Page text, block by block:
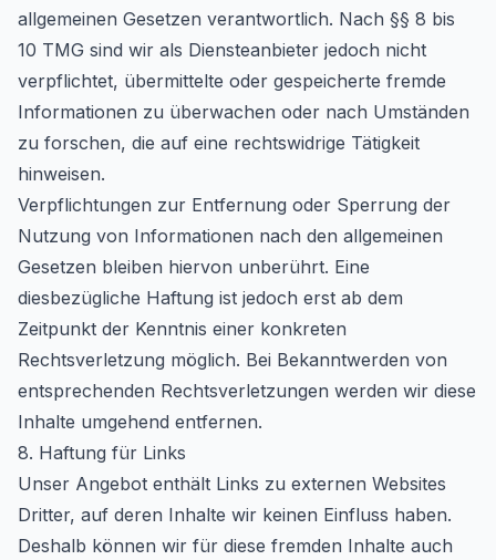
allgemeinen Gesetzen verantwortlich. Nach §§ 8 bis
10 TMG sind wir als Diensteanbieter jedoch nicht
verpflichtet, übermittelte oder gespeicherte fremde
Informationen zu überwachen oder nach Umständen
zu forschen, die auf eine rechtswidrige Tätigkeit
hinweisen.
Verpflichtungen zur Entfernung oder Sperrung der
Nutzung von Informationen nach den allgemeinen
Gesetzen bleiben hiervon unberührt. Eine
diesbezügliche Haftung ist jedoch erst ab dem
Zeitpunkt der Kenntnis einer konkreten
Rechtsverletzung möglich. Bei Bekanntwerden von
entsprechenden Rechtsverletzungen werden wir diese
Inhalte umgehend entfernen.
8. Haftung für Links
Unser Angebot enthält Links zu externen Websites
Dritter, auf deren Inhalte wir keinen Einfluss haben.
Deshalb können wir für diese fremden Inhalte auch